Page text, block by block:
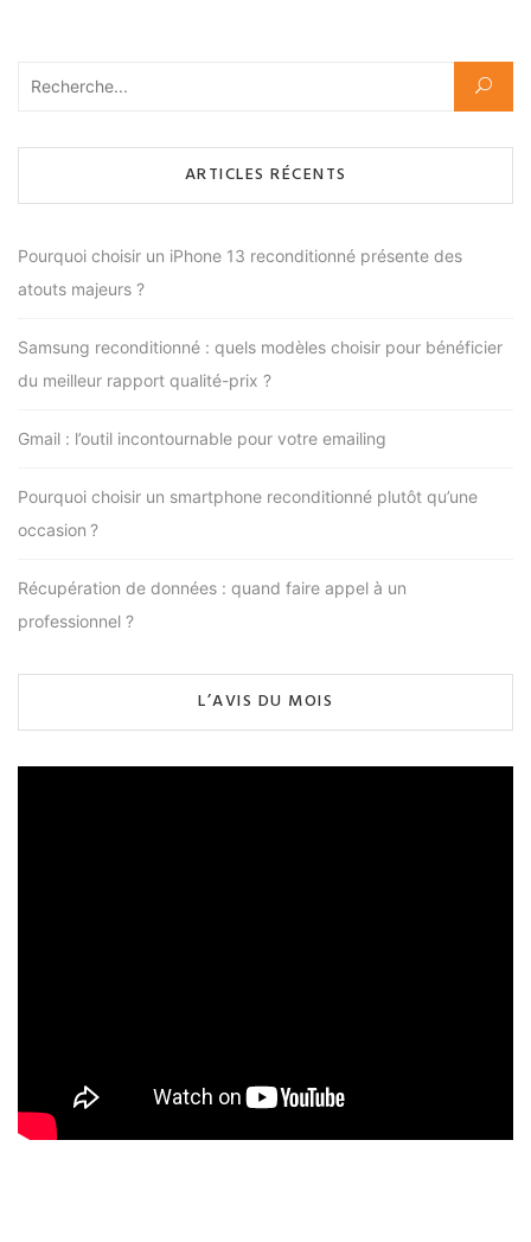
ARTICLES RÉCENTS
Pourquoi choisir un iPhone 13 reconditionné présente des
atouts majeurs ?
Samsung reconditionné : quels modèles choisir pour bénéficier
du meilleur rapport qualité-prix ?
Gmail : l’outil incontournable pour votre emailing
Pourquoi choisir un smartphone reconditionné plutôt qu’une
occasion ?
Récupération de données : quand faire appel à un
professionnel ?
L’AVIS DU MOIS